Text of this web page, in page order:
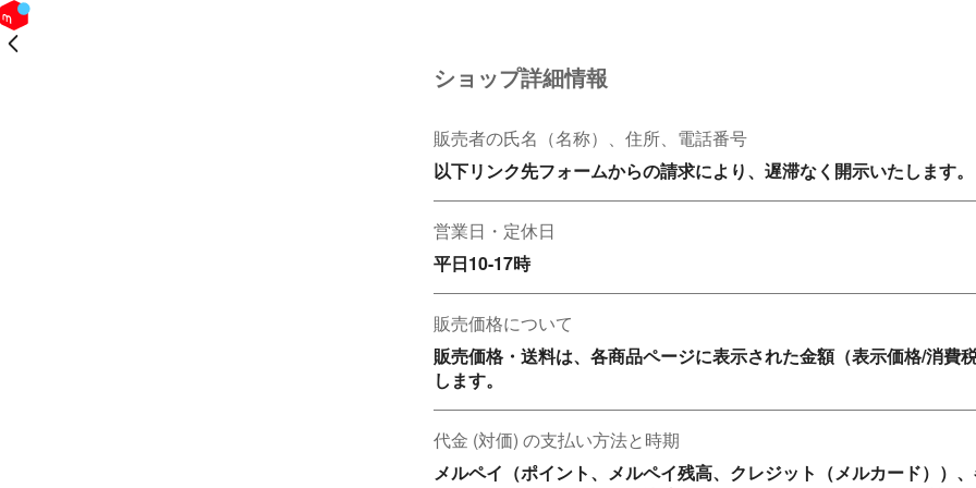
戻る
ショップ詳細情報
販売者の氏名（名称）、住所、電話番号
以下リンク先フォームからの請求により、遅滞なく開示いたします。
営業日・定休日
平日10-17時
販売価格について
販売価格・送料は、各商品ページに表示された金額（表示価格/消費
します。
代金 (対価) の支払い方法と時期
メルペイ（ポイント、メルペイ残高、クレジット（メルカード））